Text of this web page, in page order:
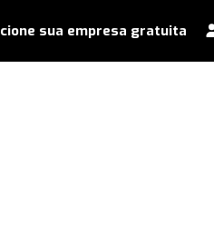
sua empresa gratuita